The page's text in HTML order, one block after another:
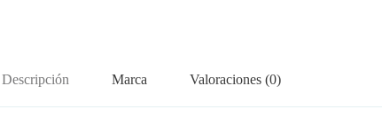
Descripción Marca Valoraciones (0)